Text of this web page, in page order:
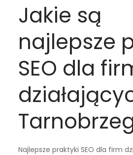
Jakie są
najlepsze
SEO dla
Najlepsze praktyki SEO dla firm